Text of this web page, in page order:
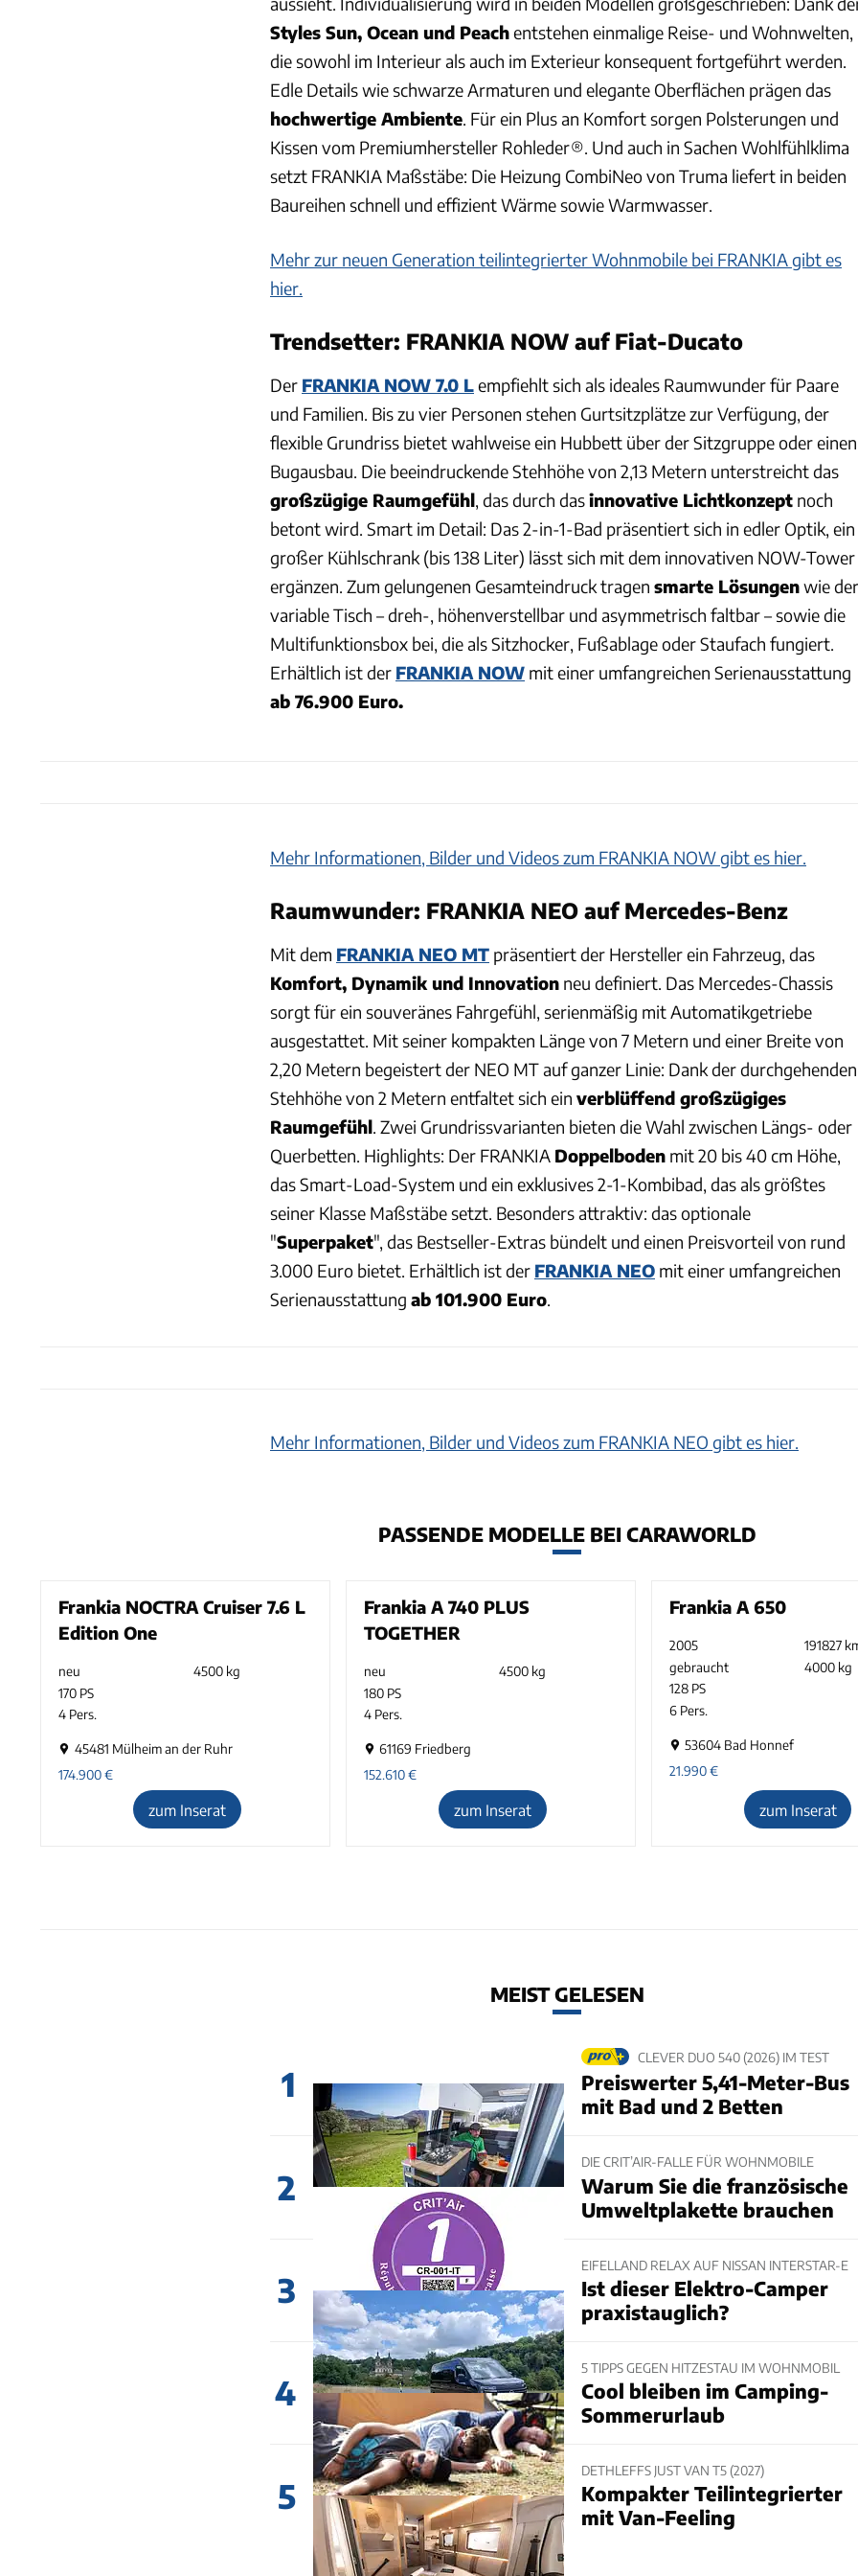
Styles Sun, Ocean und Peachentstehen einmalige Reise- und Wohnwelten,
die sowohl im Interieur als auch im Exterieur konsequent fortgeführt werden.
Edle Details wie schwarze Armaturen und elegante Oberflächen prägen das
hochwertige Ambiente. Für ein Plus an Komfort sorgen Polsterungen und
Kissen vom Premiumhersteller Rohleder®. Und auch in Sachen Wohlfühlklima
setzt FRANKIA Maßstäbe: Die Heizung CombiNeo von Truma liefert in beiden
Baureihen schnell und effizient Wärme sowie Warmwasser.
Mehr zur neuen Generation teilintegrierter Wohnmobile bei FRANKIA gibt es
hier.
Trendsetter: FRANKIA NOW auf Fiat-Ducato
Der FRANKIA NOW 7.0 Lempfiehlt sich als ideales Raumwunder für Paare
und Familien. Bis zu vier Personen stehen Gurtsitzplätze zur Verfügung, der
flexible Grundriss bietet wahlweise ein Hubbett über der Sitzgruppe oder einen
Bugausbau. Die beeindruckende Stehhöhe von 2,13 Metern unterstreicht das
großzügige Raumgefühl, das durch dasinnovative Lichtkonzept noch
betont wird. Smart im Detail: Das 2-in-1-Bad präsentiert sich in edler Optik, ein
großer Kühlschrank (bis 138 Liter) lässt sich mit dem innovativen NOW-Tower
ergänzen. Zum gelungenen Gesamteindruck tragen smarte Lösungenwie der
variable Tisch – dreh-, höhenverstellbar und asymmetrisch faltbar – sowie die
Multifunktionsbox bei, die als Sitzhocker, Fußablage oder Staufach fungiert.
Erhältlich ist der FRANKIA NOW mit einer umfangreichen Serienausstattung
ab 76.900 Euro.
Mehr Informationen, Bilder und Videos zum FRANKIA NOW gibt es hier.
Raumwunder: FRANKIA NEO auf Mercedes-Benz
Mit dem FRANKIA NEO MT präsentiert der Hersteller ein Fahrzeug, das
Komfort, Dynamik und Innovation neu definiert. Das Mercedes-Chassis
sorgt für ein souveränes Fahrgefühl, serienmäßig mit Automatikgetriebe
ausgestattet. Mit seiner kompakten Länge von 7 Metern und einer Breite von
2,20 Metern begeistert der NEO MT auf ganzer Linie: Dank der durchgehenden
Stehhöhe von 2 Metern entfaltet sich ein verblüffend großzügiges
Raumgefühl. Zwei Grundrissvarianten bieten die Wahl zwischen Längs- oder
Querbetten. Highlights: Der FRANKIA Doppelboden mit 20 bis 40 cm Höhe,
das Smart-Load-System und ein exklusives 2-1-Kombibad, das als größtes
seiner Klasse Maßstäbe setzt. Besonders attraktiv: das optionale
"Superpaket", das Bestseller-Extras bündelt und einen Preisvorteil von rund
3.000 Euro bietet. Erhältlich ist der FRANKIA NEO mit einer umfangreichen
Serienausstattung ab 101.900 Euro.
Mehr Informationen, Bilder und Videos zum FRANKIA NEO gibt es hier.
PASSENDE MODELLE BEI CARAWORLD
Frankia NOCTRA Cruiser 7.6 L
Edition One
neu
4500 kg
170 PS
4 Pers.
45481 Mülheim an der Ruhr
174.900€
zum Inserat
Frankia A 740 PLUS
TOGETHER
neu
4500 kg
180 PS
4 Pers.
61169 Friedberg
152.610€
zum Inserat
Frankia A 650
2005
191827
gebraucht
4000 kg
128 PS
6 Pers.
53604 Bad Honnef
21.990€
zum Inserat
MEIST GELESEN
1
CLEVER DUO 540 (2026) IM TEST
Preiswerter 5,41-Meter-Bus
mit Bad und 2 Betten
2
DIE CRIT’AIR-FALLE FÜR WOHNMOBILE
Warum Sie die französische
Umweltplakette brauchen
3
EIFELLAND RELAX AUF NISSAN INTERSTAR-E
Ist dieser Elektro-Camper
praxistauglich?
4
5 TIPPS GEGEN HITZESTAU IM WOHNMOBIL
Cool bleiben im Camping-
Sommerurlaub
5
DETHLEFFS JUST VAN T5 (2027)
Kompakter Teilintegrierter
mit Van-Feeling